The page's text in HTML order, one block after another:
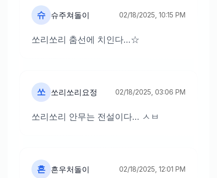
슈 슈주쳐돌이 02/18/2025, 10:15 PM
쏘리쏘리 춤선에 치인다...☆
쏘 쏘리쏘리요정 02/18/2025, 03:06 PM
쏘리쏘리 안무는 전설이다... ㅅㅂ
흔 흔우처돌이 02/18/2025, 12:01 PM